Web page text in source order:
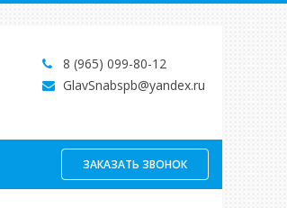
8 (965) 099-80-12
GlavSnabspb@yandex.ru
ЗАКАЗАТЬ ЗВОНОК